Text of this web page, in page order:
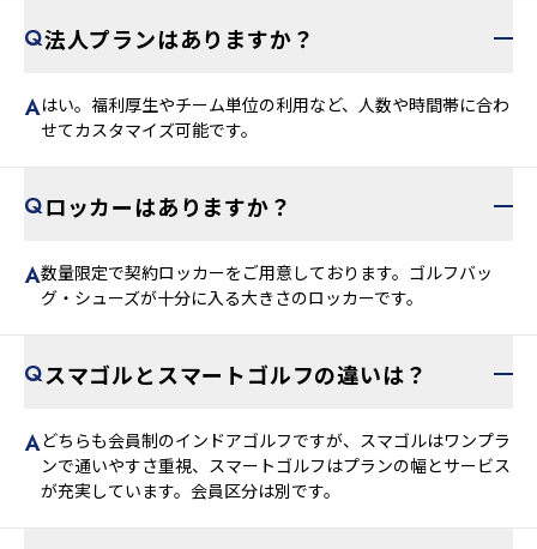
法人プランはありますか？
はい。福利厚生やチーム単位の利用など、人数や時間帯に合わ
せてカスタマイズ可能です。
ロッカーはありますか？
数量限定で契約ロッカーをご用意しております。ゴルフバッ
グ・シューズが十分に入る大きさのロッカーです。
スマゴルとスマートゴルフの違いは？
どちらも会員制のインドアゴルフですが、スマゴルはワンプラ
ンで通いやすさ重視、スマートゴルフはプランの幅とサービス
が充実しています。会員区分は別です。